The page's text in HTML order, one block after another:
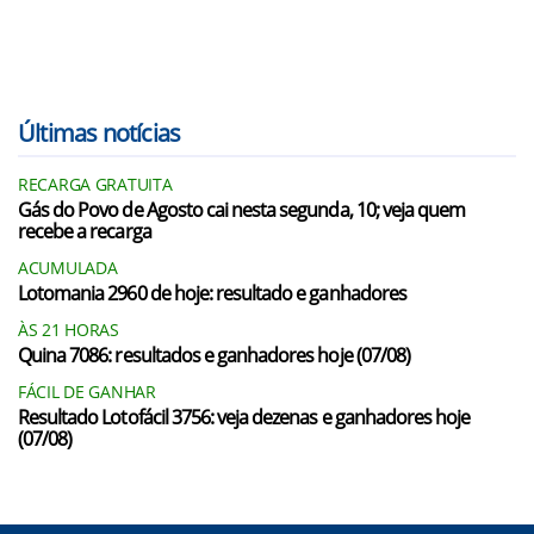
Últimas notícias
RECARGA GRATUITA
Gás do Povo de Agosto cai nesta segunda, 10; veja quem
recebe a recarga
ACUMULADA
Lotomania 2960 de hoje: resultado e ganhadores
ÀS 21 HORAS
Quina 7086: resultados e ganhadores hoje (07/08)
FÁCIL DE GANHAR
Resultado Lotofácil 3756: veja dezenas e ganhadores hoje
(07/08)